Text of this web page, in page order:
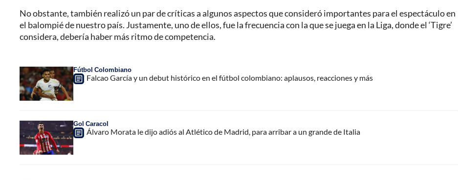
No obstante, también realizó un par de críticas a algunos aspectos que consideró importantes para el espectáculo en
el balompié de nuestro país. Justamente, uno de ellos, fue la frecuencia con la que se juega en la Liga, donde el ‘Tigre’
considera, debería haber más ritmo de competencia.
Fútbol Colombiano
Falcao García y un debut histórico en el fútbol colombiano: aplausos, reacciones y más
Gol Caracol
Álvaro Morata le dijo adiós al Atlético de Madrid, para arribar a un grande de Italia